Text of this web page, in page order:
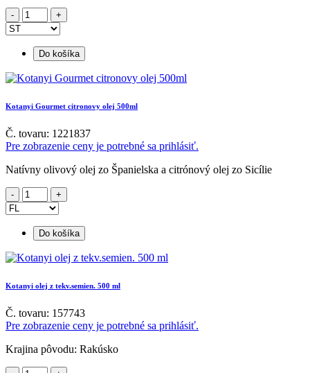
Do košíka
Kotanyi Gourmet citronovy olej 500ml
Č. tovaru: 1221837
Pre zobrazenie ceny je potrebné sa prihlásiť.
Natívny olivový olej zo Španielska a citrónový olej zo Sicílie
Do košíka
Kotanyi olej z tekv.semien. 500 ml
Č. tovaru: 157743
Pre zobrazenie ceny je potrebné sa prihlásiť.
Krajina pôvodu: Rakúsko